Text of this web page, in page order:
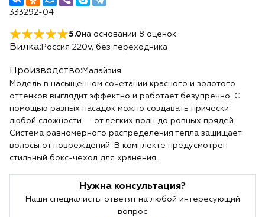
333292-04
5.0на основании 8 оценок
Вилка: Россия 220v, без переходника
Производство: Малайзия
Модель в насыщенном сочетании красного и золотого
оттенков выглядит эффектно и работает безупречно. С
помощью разных насадок можно создавать прически
любой сложности — от легких волн до ровных прядей.
Система равномерного распределения тепла защищает
волосы от повреждений. В комплекте предусмотрен
стильный бокс-чехол для хранения.
Нужна консультация?
Наши специалисты ответят на любой интересующий
вопрос